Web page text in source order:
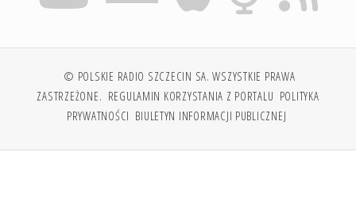
© POLSKIE RADIO SZCZECIN SA. WSZYSTKIE PRAWA
ZASTRZEŻONE. REGULAMIN KORZYSTANIA Z PORTALU POLITYKA
PRYWATNOŚCI BIULETYN INFORMACJI PUBLICZNEJ